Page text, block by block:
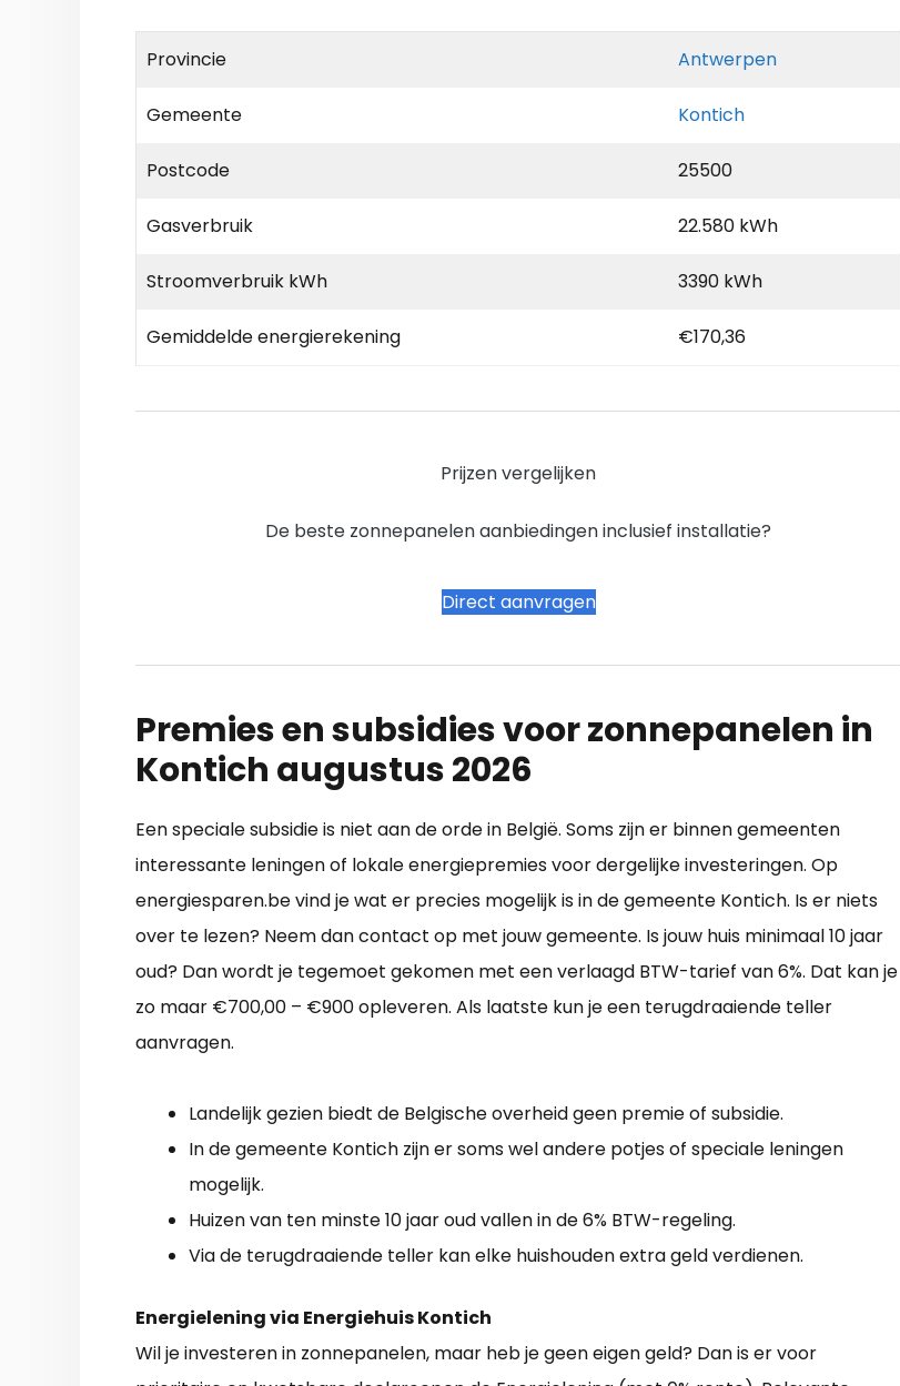
Provincie Antwerpen
Gemeente Kontich
Postcode 25500
Gasverbruik 22.580 kWh
Stroomverbruik kWh 3390 kWh
Gemiddelde energierekening €170,36
Prijzen vergelijken
De beste zonnepanelen aanbiedingen inclusief installatie?
Direct aanvragen
Premies en subsidies voor zonnepanelen in
Kontich augustus 2026
Een speciale subsidie is niet aan de orde in België. Soms zijn er binnen gemeenten
interessante leningen of lokale energiepremies voor dergelijke investeringen. Op
energiesparen.be vind je wat er precies mogelijk is in de gemeente Kontich. Is er niets
over te lezen? Neem dan contact op met jouw gemeente. Is jouw huis minimaal 10 jaar
oud? Dan wordt je tegemoet gekomen met een verlaagd BTW-tarief van 6%. Dat kan je
zo maar €700,00 – €900 opleveren. Als laatste kun je een terugdraaiende teller
aanvragen.
Landelijk gezien biedt de Belgische overheid geen premie of subsidie.
In de gemeente Kontich zijn er soms wel andere potjes of speciale leningen
mogelijk.
Huizen van ten minste 10 jaar oud vallen in de 6% BTW-regeling.
Via de terugdraaiende teller kan elke huishouden extra geld verdienen.
Energielening via Energiehuis Kontich
Wil je investeren in zonnepanelen, maar heb je geen eigen geld? Dan is er voor